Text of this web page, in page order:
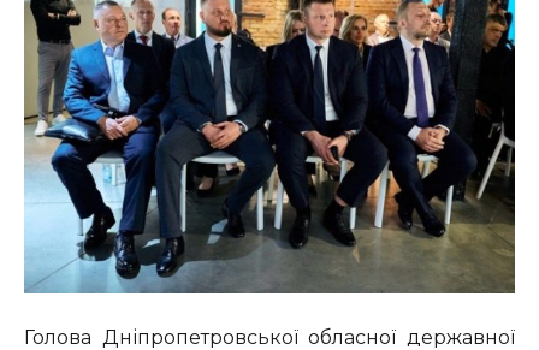
Голова Дніпропетровської обласної державної